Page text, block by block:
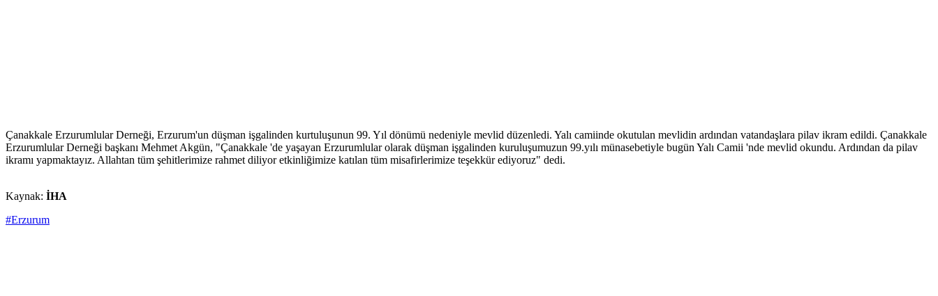
Çanakkale Erzurumlular Derneği, Erzurum'un düşman işgalinden kurtuluşunun 99. Yıl dönümü nedeniyle mevlid düzenledi. Yalı camiinde okutulan mevlidin ardından vatandaşlara pilav ikram edildi. Çanakkale
Erzurumlular Derneği başkanı Mehmet Akgün, "Çanakkale 'de yaşayan Erzurumlular olarak düşman işgalinden kuruluşumuzun 99.yılı münasebetiyle bugün Yalı Camii 'nde mevlid okundu. Ardından da pilav
ikramı yapmaktayız. Allahtan tüm şehitlerimize rahmet diliyor etkinliğimize katılan tüm misafirlerimize teşekkür ediyoruz" dedi.
Kaynak: İHA
#Erzurum